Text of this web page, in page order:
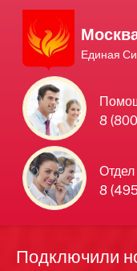
Единая
8
8
Единая
нового
Подключили